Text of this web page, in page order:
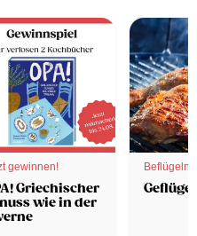
gewinnen!
Griechischer
wie in der